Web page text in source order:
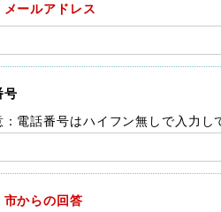
メールアドレス
号
：電話番号はハイフン無しで入力し
市からの回答